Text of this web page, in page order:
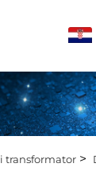
transformator >